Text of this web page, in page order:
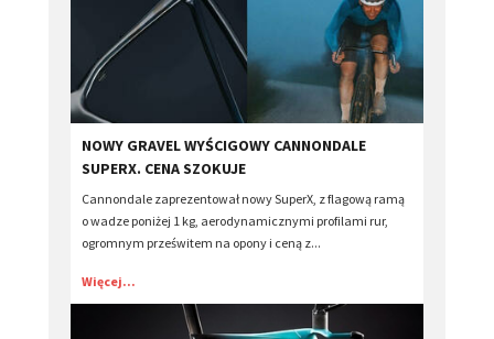
​NOWY GRAVEL WYŚCIGOWY CANNONDALE
SUPERX. CENA SZOKUJE
Cannondale zaprezentował nowy SuperX, z flagową ramą
o wadze poniżej 1 kg, aerodynamicznymi profilami rur,
ogromnym prześwitem na opony i ceną z...
Więcej...